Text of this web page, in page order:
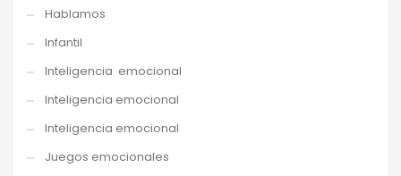
Hablamos
Infantil
Inteligencia emocional
Inteligencia emocional
Inteligencia emocional
Juegos emocionales